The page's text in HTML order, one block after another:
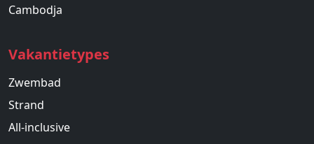
Cambodja
Vakantietypes
Zwembad
Strand
All-inclusive